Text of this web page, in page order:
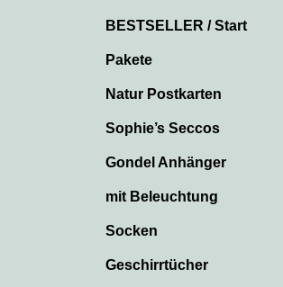
BESTSELLER / Start
Pakete
Natur Postkarten
Sophie’s Seccos
Gondel Anhänger
mit Beleuchtung
Socken
Geschirrtücher